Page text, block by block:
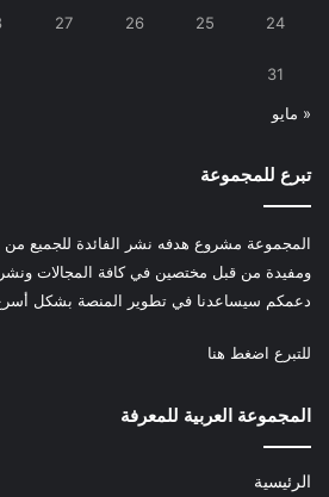
24
25
26
27
31
« مايو
تبرع للمجموعة
المجموعة مشروع هدفه نشر الفائدة للجميع
ومفيدة من قبل مختصين في كافة المجالات ونشر
دعمكم سيساعدنا في تطوير المنصة بشكل
للتبرع اضغط هنا
المجموعة العربية للمعرفة
الرئيسية